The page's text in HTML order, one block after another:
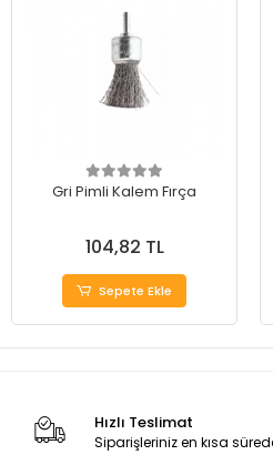
Gri Pimli Kalem Fırça
104,82 TL
Sepete Ekle
Hızlı Teslimat
Siparişleriniz en kısa